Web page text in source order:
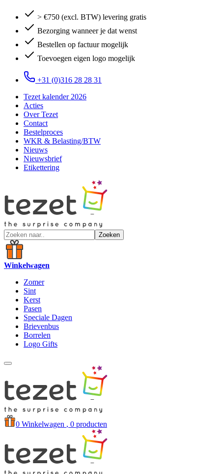
> €750 (excl. BTW) levering gratis
Bezorging wanneer je dat wenst
Bestellen op factuur mogelijk
Toevoegen eigen logo mogelijk
+31 (0)316 28 28 31
Tezet kalender 2026
Acties
Over Tezet
Contact
Bestelproces
WKR & Belasting/BTW
Nieuws
Nieuwsbrief
Etikettering
Zoeken
Winkelwagen
Zomer
Sint
Kerst
Pasen
Speciale Dagen
Brievenbus
Borrelen
Logo Gifts
0 Winkelwagen , 0 producten